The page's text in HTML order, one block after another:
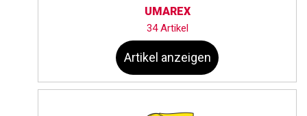
UMAREX
34 Artikel
Artikel anzeigen